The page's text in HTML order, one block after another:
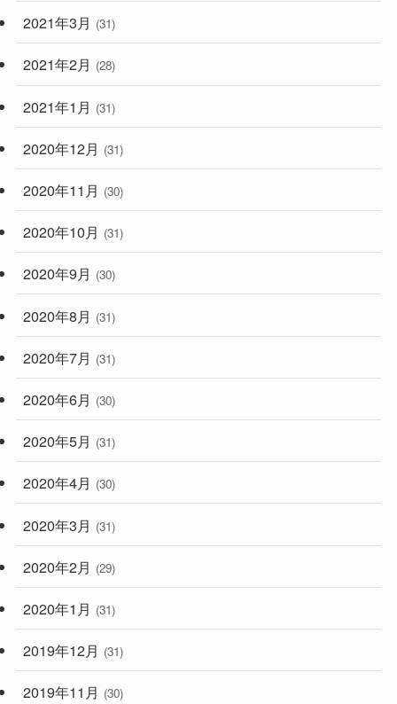
2021年3月 (31)
2021年2月 (28)
2021年1月 (31)
2020年12月 (31)
2020年11月 (30)
2020年10月 (31)
2020年9月 (30)
2020年8月 (31)
2020年7月 (31)
2020年6月 (30)
2020年5月 (31)
2020年4月 (30)
2020年3月 (31)
2020年2月 (29)
2020年1月 (31)
2019年12月 (31)
2019年11月 (30)